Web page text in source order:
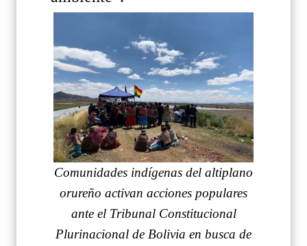
Comunidades indígenas del altiplano
orureño activan acciones populares
ante el Tribunal Constitucional
Plurinacional de Bolivia en busca de